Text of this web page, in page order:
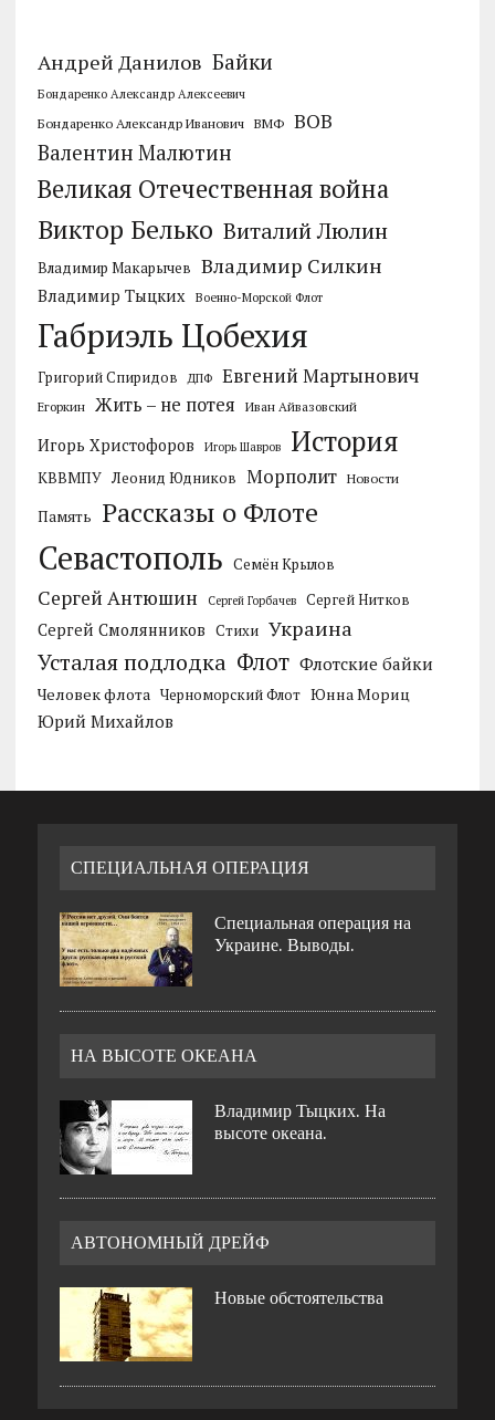
Андрей Данилов Байки
Бондаренко Александр Алексеевич
Бондаренко Александр Иванович ВМФ ВОВ
Валентин Малютин
Великая Отечественная война
Виктор Белько Виталий Люлин
Владимир Макарычев Владимир Силкин
Владимир Тыцких Военно-Морской Флот
Габриэль Цобехия
Григорий Спиридов ДПФ Евгений Мартынович
Егоркин Жить – не потея Иван Айвазовский
Игорь Христофоров Игорь Шавров История
КВВМПУ Леонид Юдников Морполит Новости
Память Рассказы о Флоте
Севастополь Семён Крылов
Сергей Антюшин Сергей Горбачев Сергей Нитков
Сергей Смолянников Стихи Украина
Усталая подлодка Флот Флотские байки
Человек флота Черноморский Флот Юнна Мориц
Юрий Михайлов
СПЕЦИАЛЬНАЯ ОПЕРАЦИЯ
Специальная операция на
Украине. Выводы.
НА ВЫСОТЕ ОКЕАНА
Владимир Тыцких. На
высоте океана.
АВТОНОМНЫЙ ДРЕЙФ
Новые обстоятельства